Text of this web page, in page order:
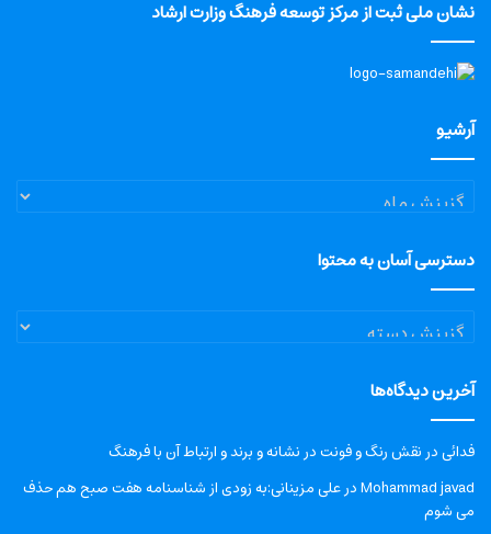
نشان ملی ثبت از مرکز توسعه فرهنگ وزارت ارشاد
آرشیو
آرشیو
دسترسی آسان به محتوا
دسترسی
آسان
محتوا
آخرین دیدگاه‌ها
فدائیدرنقش رنگ و فونت در نشانه و برند و ارتباط آن با فرهنگ
Mohammad javadدرعلی مزینانی:به زودی از شناسنامه هفت صبح هم حذف
می شوم